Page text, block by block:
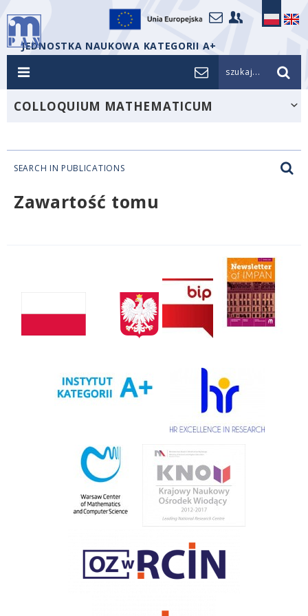
JEDNOSTKA NAUKOWA KATEGORII A+
szukaj...
COLLOQUIUM MATHEMATICUM
SEARCH IN PUBLICATIONS
Zawartość tomu